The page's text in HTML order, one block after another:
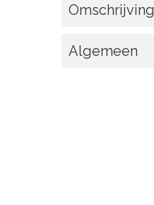
Omschrijving
Algemeen